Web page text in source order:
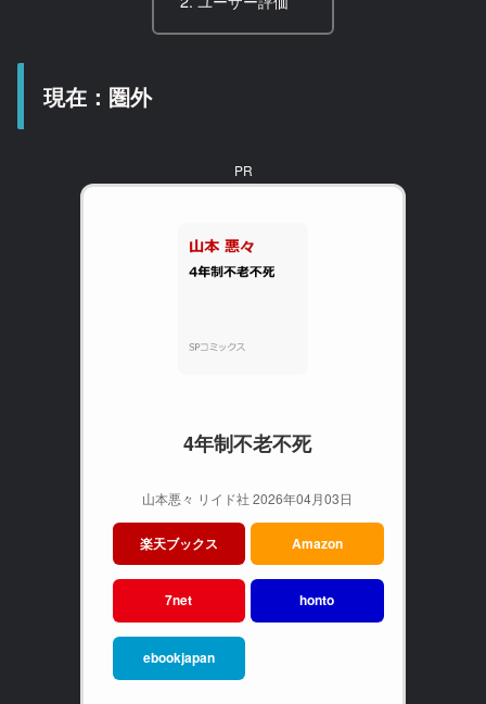
現在：圏外
PR
4年制不老不死
山本悪々 リイド社 2026年04月03日
楽天ブックス Amazon
7net honto
ebookjapan